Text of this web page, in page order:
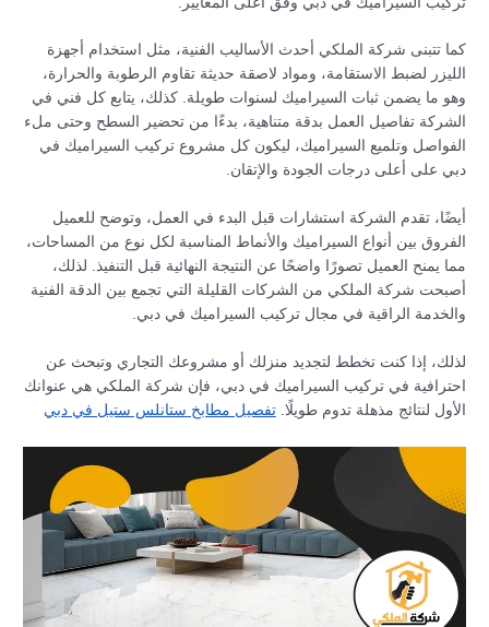
كما تتبنى شركة الملكي أحدث الأساليب الفنية، مثل استخدام أجهزة
الليزر لضبط الاستقامة، ومواد لاصقة حديثة تقاوم الرطوبة والحرارة،
وهو ما يضمن ثبات السيراميك لسنوات طويلة. كذلك، يتابع كل فني في
الشركة تفاصيل العمل بدقة متناهية، بدءًا من تحضير السطح وحتى ملء
الفواصل وتلميع السيراميك، ليكون كل مشروع تركيب السيراميك في
دبي على أعلى درجات الجودة والإتقان.
أيضًا، تقدم الشركة استشارات قبل البدء في العمل، وتوضح للعميل
الفروق بين أنواع السيراميك والأنماط المناسبة لكل نوع من المساحات،
مما يمنح العميل تصورًا واضحًا عن النتيجة النهائية قبل التنفيذ. لذلك،
أصبحت شركة الملكي من الشركات القليلة التي تجمع بين الدقة الفنية
والخدمة الراقية في مجال تركيب السيراميك في دبي.
لذلك، إذا كنت تخطط لتجديد منزلك أو مشروعك التجاري وتبحث عن
احترافية في تركيب السيراميك في دبي، فإن شركة الملكي هي عنوانك
الأول لنتائج مذهلة تدوم طويلًا.تفصيل مطابخ ستانلس ستيل في دبي